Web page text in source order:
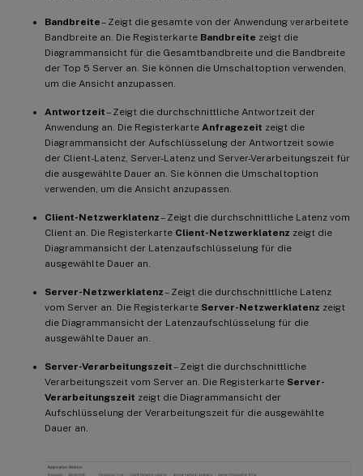
Bandbreite– Zeigt die gesamte von der Anwendung verarbeitete
Bandbreite an. Die Registerkarte Bandbreite zeigt die
Diagrammansicht für die Gesamtbandbreite und die Bandbreite
der Top 5 Server an. Sie können die Umschaltoption verwenden,
um die Ansicht anzupassen.
Antwortzeit– Zeigt die durchschnittliche Antwortzeit der
Anwendung an. Die Registerkarte Anfragezeit zeigt die
Diagrammansicht der Aufschlüsselung der Antwortzeit sowie
der Client-Latenz, Server-Latenz und Server-Verarbeitungszeit für
die ausgewählte Dauer an. Sie können die Umschaltoption
verwenden, um die Ansicht anzupassen.
Client-Netzwerklatenz– Zeigt die durchschnittliche Latenz vom
Client an. Die Registerkarte Client-Netzwerklatenz zeigt die
Diagrammansicht der Latenzaufschlüsselung für die
ausgewählte Dauer an.
Server-Netzwerklatenz– Zeigt die durchschnittliche Latenz
vom Server an. Die Registerkarte Server-Netzwerklatenz zeigt
die Diagrammansicht der Latenzaufschlüsselung für die
ausgewählte Dauer an.
Server-Verarbeitungszeit– Zeigt die durchschnittliche
Verarbeitungszeit vom Server an. Die Registerkarte Server-
Verarbeitungszeit zeigt die Diagrammansicht der
Aufschlüsselung der Verarbeitungszeit für die ausgewählte
Dauer an.